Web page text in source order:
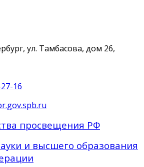
ул. Тамбасова, дом 26,
16
просвещения РФ
и высшего образования